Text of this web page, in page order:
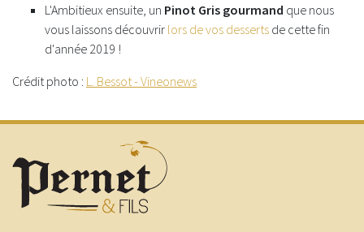
L'Ambitieux ensuite, un Pinot Gris gourmand que nous
vous laissons découvrir lors de vos desserts de cette fin
d'année 2019 !
Crédit photo : L. Bessot - Vineonews